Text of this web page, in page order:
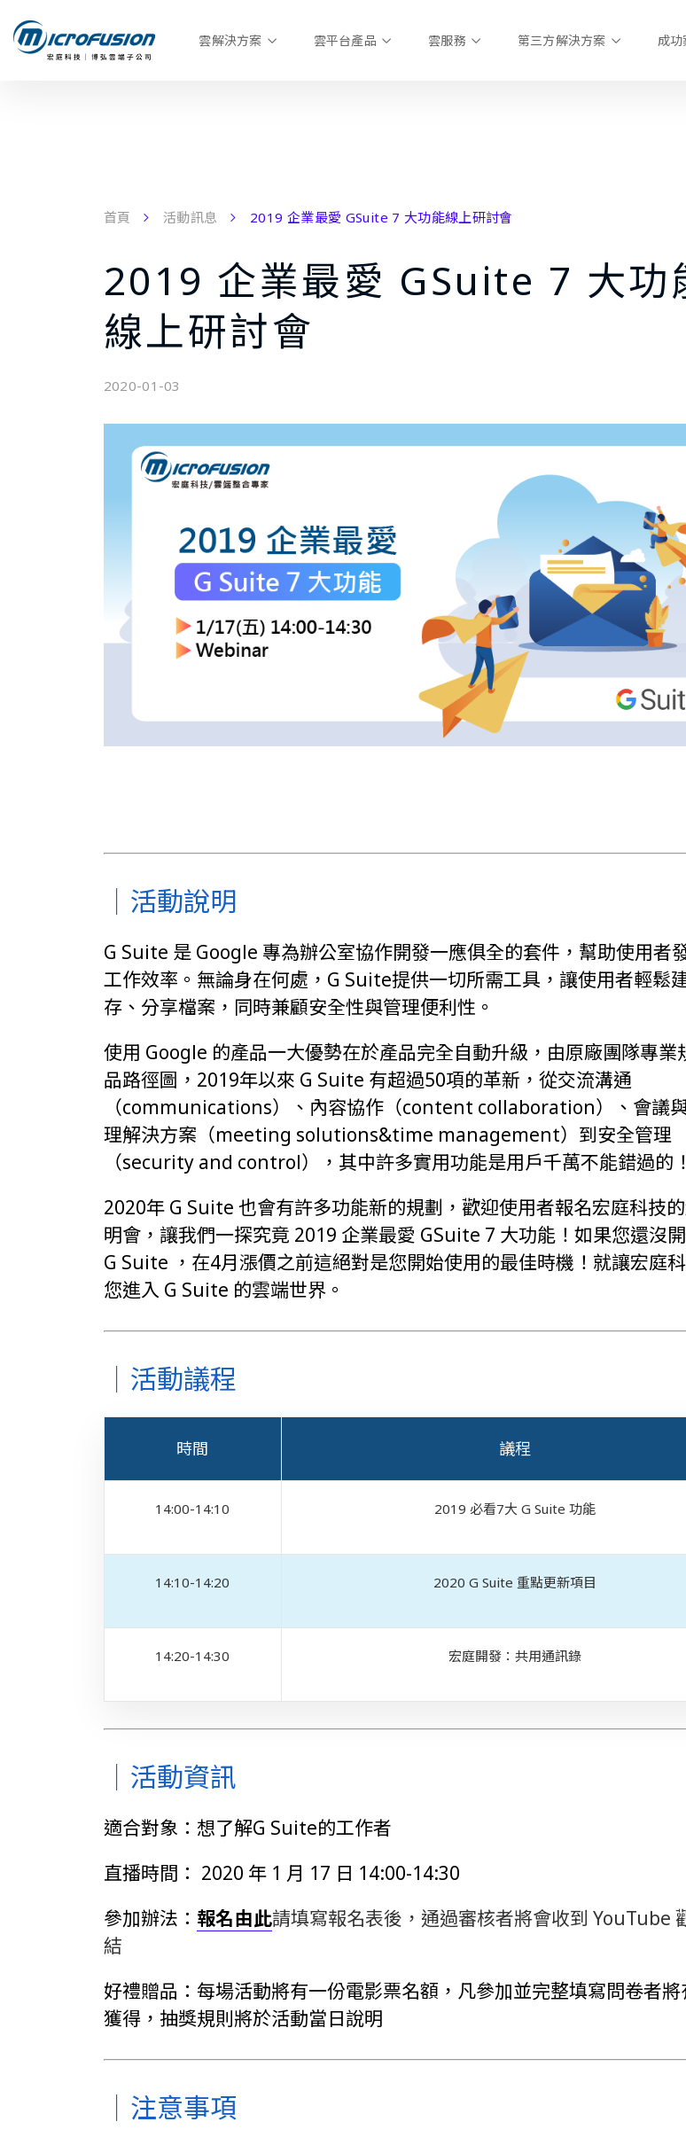
雲解決方案 雲平台產品 雲服務 第三方解決方案 成功
首頁 活動訊息 2019 企業最愛 GSuite 7 大功能線上研討會
2019 企業最愛 GSuite 7 大功
線上研討會
2020-01-03
｜活動說明
G Suite 是 Google 專為辦公室協作開發一應俱全的套件，幫助使用者
工作效率。無論身在何處，G Suite提供一切所需工具，讓使用者輕鬆
存、分享檔案，同時兼顧安全性與管理便利性。
使用 Google 的產品一大優勢在於產品完全自動升級，由原廠團隊專業
品路徑圖，2019年以來 G Suite 有超過50項的革新，從交流溝通
（communications）、內容協作（content collaboration）、會議
理解決方案（meeting solutions&time management）到安全管理
（security and control），其中許多實用功能是用戶千萬不能錯過的！
2020年 G Suite 也會有許多功能新的規劃，歡迎使用者報名宏庭科技
明會，讓我們一探究竟 2019 企業最愛 GSuite 7 大功能！如果您還沒
G Suite ，在4月漲價之前這絕對是您開始使用的最佳時機！就讓宏庭
您進入 G Suite 的雲端世界。
｜活動議程
時間 議程
14:00-14:10 2019 必看7大 G Suite 功能
14:10-14:20 2020 G Suite 重點更新項目
14:20-14:30 宏庭開發：共用通訊錄
｜活動資訊
適合對象： 想了解G Suite的工作者
直播時間： 2020 年 1 月 17 日 14:00-14:30
參加辦法： 報名由此請填寫報名表後，通過審核者將會收到 YouTube
結
好禮贈品：每場活動將有一份電影票名額，凡參加並完整填寫問卷者將
獲得，抽獎規則將於活動當日說明
｜注意事項